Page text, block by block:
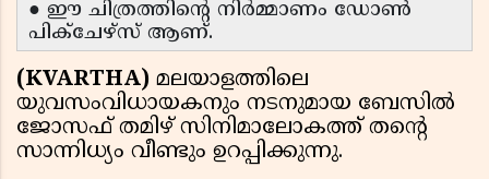
● ഈ ചിത്രത്തിൻ്റെ നിർമ്മാണം ഡോൺ
പിക്ചേഴ്സ് ആണ്.
(KVARTHA) മലയാളത്തിലെ
യുവസംവിധായകനും നടനുമായ ബേസിൽ
ജോസഫ് തമിഴ് സിനിമാലോകത്ത് തൻ്റെ
സാന്നിധ്യം വീണ്ടും ഉറപ്പിക്കുന്നു.